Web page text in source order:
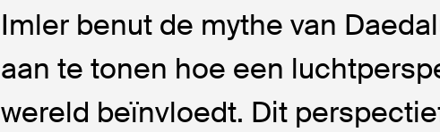
Imler benut de mythe van
aan te tonen hoe een
wereld beïnvloedt. Dit